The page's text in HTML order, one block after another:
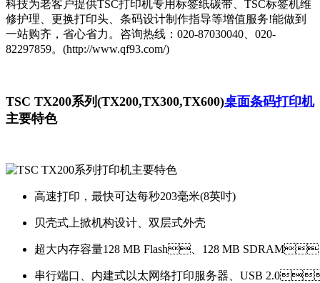
科技为老客户提供TSC打印机专用标签纸碳带、TSC标签机维
修护理、更换打印头、条码设计制作指导等增值服务!能做到
一站购齐，省心省力。咨询热线：020-87030040、020-
82297859。(http://www.qf93.com/)
TSC TX200系列(TX200,TX300,TX600)桌面条码打印机
主要特色
高速打印，最快可达每秒203毫米(8英吋)
贝壳式上掀机构设计、双层式外壳
超大内存容量128 MB Flash、128 MB SDRAM
串行端口、内建式以太网络打印服务器、USB